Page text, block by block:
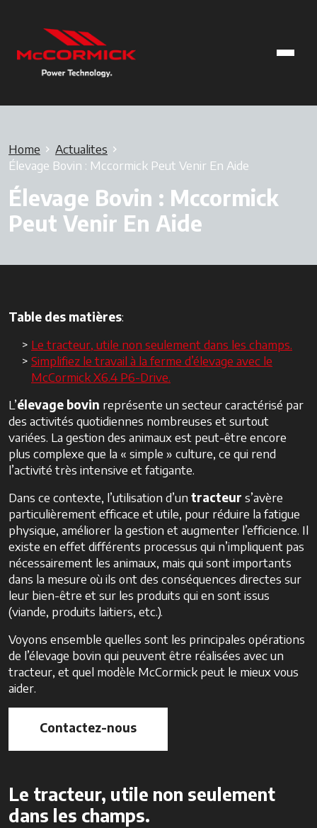
Home
Actualites
Élevage Bovin : Mccormick Peut Venir En Aide
Élevage Bovin : Mccormick
Peut Venir En Aide
Table des matières:
Le tracteur, utile non seulement dans les champs.
Simplifiez le travail à la ferme d’élevage avec le
McCormick X6.4 P6-Drive.
L’élevage bovin représente un secteur caractérisé par
des activités quotidiennes nombreuses et surtout
variées. La gestion des animaux est peut-être encore
plus complexe que la « simple » culture, ce qui rend
l’activité très intensive et fatigante.
Dans ce contexte, l’utilisation d’un tracteur s’avère
particulièrement efficace et utile, pour réduire la fatigue
physique, améliorer la gestion et augmenter l’efficience. Il
existe en effet différents processus qui n’impliquent pas
nécessairement les animaux, mais qui sont importants
dans la mesure où ils ont des conséquences directes sur
leur bien-être et sur les produits qui en sont issus
(viande, produits laitiers, etc.).
Voyons ensemble quelles sont les principales opérations
de l’élevage bovin qui peuvent être réalisées avec un
tracteur, et quel modèle McCormick peut le mieux vous
aider.
Contactez-nous
Le tracteur, utile non seulement
dans les champs.